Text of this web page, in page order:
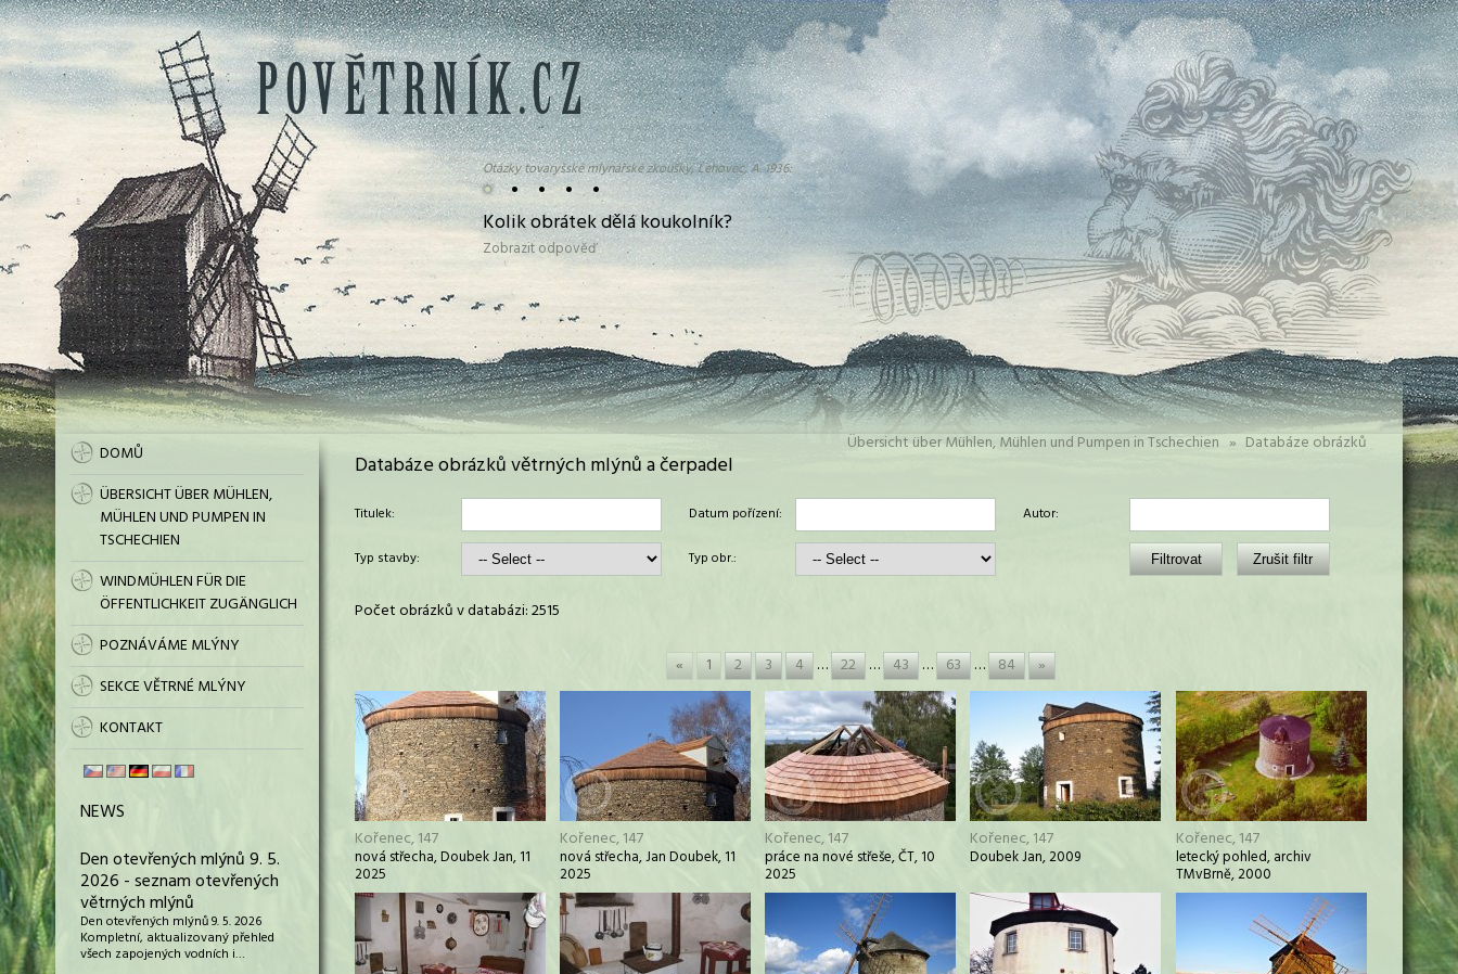
• • • • •
Otázky tovaryšské mlynářské zkoušky, Lehovec, A. 1936:
Kolik obrátek dělá koukolník?
Zobrazit odpověď
DOMŮ
ÜBERSICHT ÜBER MÜHLEN,
MÜHLEN UND PUMPEN IN
TSCHECHIEN
WINDMÜHLEN FÜR DIE
ÖFFENTLICHKEIT ZUGÄNGLICH
POZNÁVÁME MLÝNY
SEKCE VĚTRNÉ MLÝNY
KONTAKT
NEWS
Den otevřených mlýnů 9. 5.
2026 - seznam otevřených
větrných mlýnů
Den otevřených mlýnů 9. 5. 2026
Kompletní, aktualizovaný přehled
všech zapojených vodních i…
Übersicht über Mühlen, Mühlen und Pumpen in Tschechien » Databáze obrázků
Databáze obrázků větrných mlýnů a čerpadel
Titulek: Datum pořízení: Autor:
Typ stavby: Typ obr.:
Počet obrázků v databázi: 2515
« 1 2 3 4 … 22 … 43 … 63 … 84 »
Kořenec, 147
nová střecha, Doubek Jan, 11
2025
Kořenec, 147
nová střecha, Jan Doubek, 11
2025
Kořenec, 147
práce na nové střeše, ČT, 10
2025
Kořenec, 147
Doubek Jan, 2009
Kořenec, 147
letecký pohled, archiv
TMvBrně, 2000